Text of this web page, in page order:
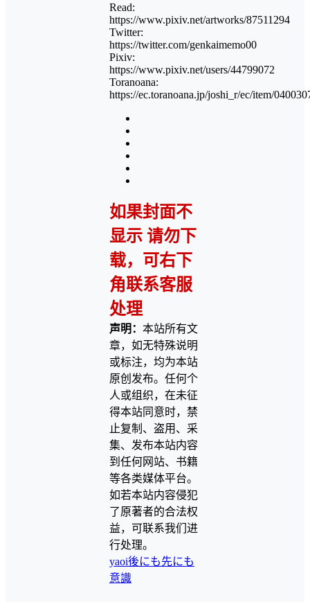
Read:
https://www.pixiv.net/artworks/87511294
Twitter:
https://twitter.com/genkaimemo00
Pixiv:
https://www.pixiv.net/users/44799072
Toranoana:
https://ec.toranoana.jp/joshi_r/ec/item/
如果封面不
显示 请勿下
载，可右下
角联系客服
处理
声明： 本站所有文
章，如无特殊说明
或标注，均为本站
原创发布。任何个
人或组织，在未征
得本站同意时，禁
止复制、盗用、采
集、发布本站内容
到任何网站、书籍
等各类媒体平台。
如若本站内容侵犯
了原著者的合法权
益，可联系我们进
行处理。
yaoi後にも先にも
意識